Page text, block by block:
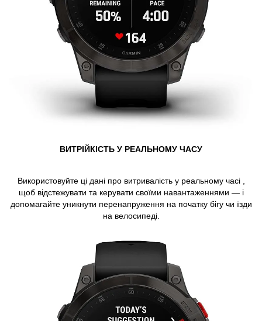
ВИТРІЙКІСТЬ У РЕАЛЬНОМУ ЧАСУ
Використовуйте ці дані про витривалість у реальному часі ,
щоб відстежувати та керувати своїми навантаженнями — і
допомагайте уникнути перенапруження на початку бігу чи їзди
на велосипеді.